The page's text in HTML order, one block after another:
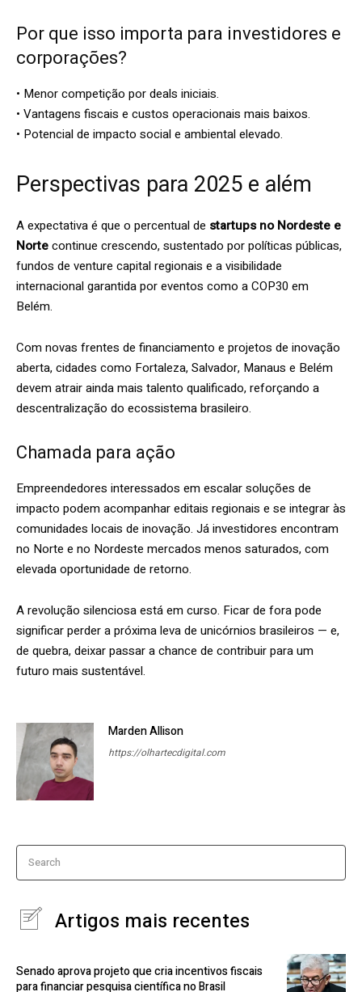
Por que isso importa para investidores e
corporações?
• Menor competição por deals iniciais.
• Vantagens fiscais e custos operacionais mais baixos.
• Potencial de impacto social e ambiental elevado.
Perspectivas para 2025 e além
A expectativa é que o percentual de startups no Nordeste e
Nortecontinue crescendo, sustentado por políticas públicas,
fundos de venture capital regionais e a visibilidade
internacional garantida por eventos como a COP30 em
Belém.
Com novas frentes de financiamento e projetos de inovação
aberta, cidades como Fortaleza, Salvador, Manaus e Belém
devem atrair ainda mais talento qualificado, reforçando a
descentralização do ecossistema brasileiro.
Chamada para ação
Empreendedores interessados em escalar soluções de
impacto podem acompanhar editais regionais e se integrar às
comunidades locais de inovação. Já investidores encontram
no Norte e no Nordeste mercados menos saturados, com
elevada oportunidade de retorno.
A revolução silenciosa está em curso. Ficar de fora pode
significar perder a próxima leva de unicórnios brasileiros — e,
de quebra, deixar passar a chance de contribuir para um
futuro mais sustentável.
Marden Allison
https://olhartecdigital.com
Search
Artigos mais recentes
Senado aprova projeto que cria incentivos fiscais
para financiar pesquisa científica no Brasil